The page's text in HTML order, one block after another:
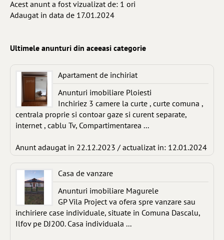
Acest anunt a fost vizualizat de: 1 ori
Adaugat in data de 17.01.2024
Ultimele anunturi din aceeasi categorie
Apartament de inchiriat
Anunturi imobiliare Ploiesti
Inchiriez 3 camere la curte , curte comuna ,
centrala proprie si contoar gaze si curent separate,
internet , cablu Tv, Compartimentarea ...
Anunt adaugat in 22.12.2023 / actualizat in: 12.01.2024
Casa de vanzare
Anunturi imobiliare Magurele
GP Vila Project va ofera spre vanzare sau
inchiriere case individuale, situate in Comuna Dascalu,
Ilfov pe DJ200. Casa individuala ...